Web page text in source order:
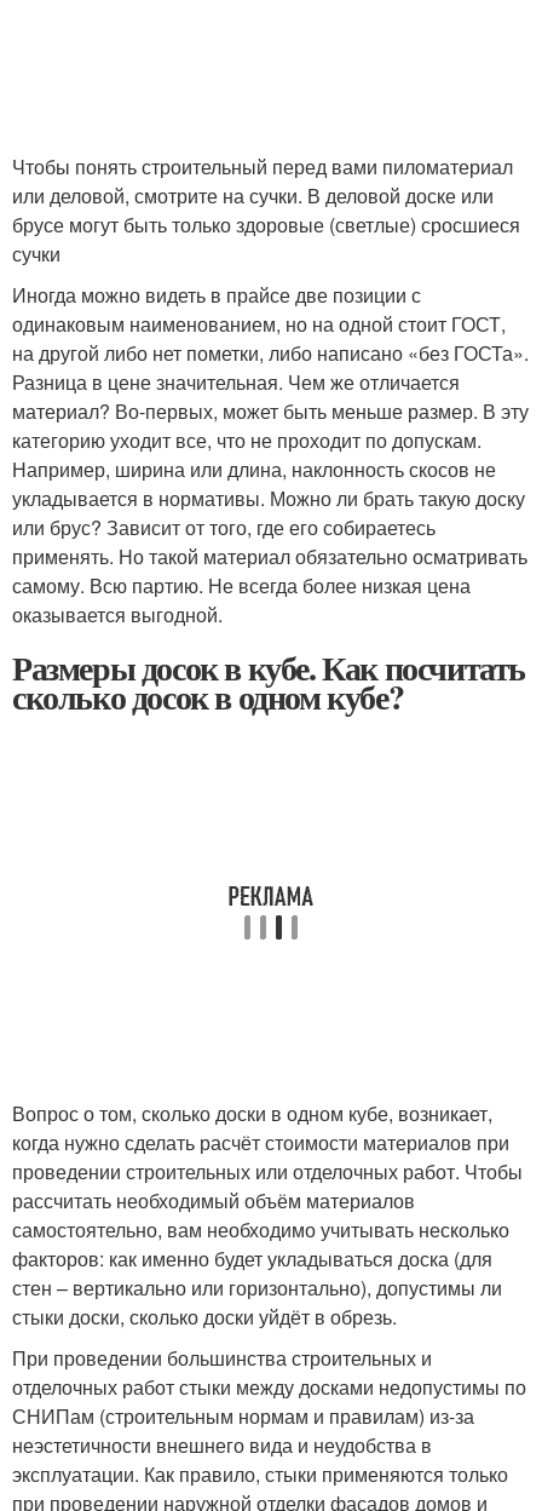
Чтобы понять строительный перед вами пиломатериал
или деловой, смотрите на сучки. В деловой доске или
брусе могут быть только здоровые (светлые) сросшиеся
сучки
Иногда можно видеть в прайсе две позиции с
одинаковым наименованием, но на одной стоит ГОСТ,
на другой либо нет пометки, либо написано «без ГОСТа».
Разница в цене значительная. Чем же отличается
материал? Во-первых, может быть меньше размер. В эту
категорию уходит все, что не проходит по допускам.
Например, ширина или длина, наклонность скосов не
укладывается в нормативы. Можно ли брать такую доску
или брус? Зависит от того, где его собираетесь
применять. Но такой материал обязательно осматривать
самому. Всю партию. Не всегда более низкая цена
оказывается выгодной.
Размеры досок в кубе. Как посчитать
сколько досок в одном кубе?
Вопрос о том, сколько доски в одном кубе, возникает,
когда нужно сделать расчёт стоимости материалов при
проведении строительных или отделочных работ. Чтобы
рассчитать необходимый объём материалов
самостоятельно, вам необходимо учитывать несколько
факторов: как именно будет укладываться доска (для
стен – вертикально или горизонтально), допустимы ли
стыки доски, сколько доски уйдёт в обрезь.
При проведении большинства строительных и
отделочных работ стыки между досками недопустимы по
СНИПам (строительным нормам и правилам) из-за
неэстетичности внешнего вида и неудобства в
эксплуатации. Как правило, стыки применяются только
при проведении наружной отделки фасадов домов и